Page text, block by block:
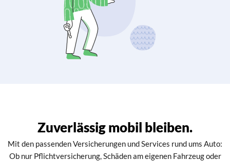
Zuverlässig mobil bleiben.
Mit den passenden Versicherungen und Services rund ums Auto:
Ob nur Pflichtversicherung, Schäden am eigenen Fahrzeug oder